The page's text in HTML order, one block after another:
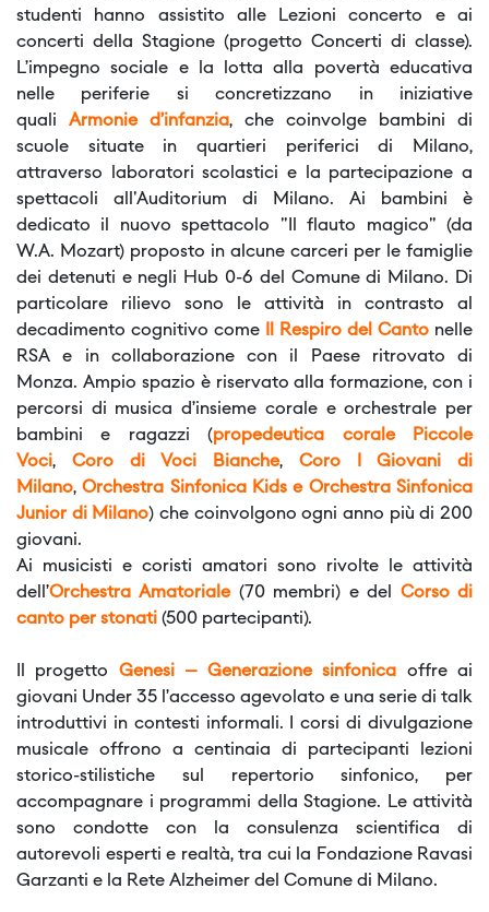
studenti hanno assistito alle Lezioni concerto e ai
concerti della Stagione (progetto Concerti di classe).
L’impegno sociale e la lotta alla povertà educativa
nelle periferie si concretizzano in iniziative
quali Armonie d’infanzia, che coinvolge bambini di
scuole situate in quartieri periferici di Milano,
attraverso laboratori scolastici e la partecipazione a
spettacoli all'Auditorium di Milano. Ai bambini è
dedicato il nuovo spettacolo "Il flauto magico" (da
W.A. Mozart) proposto in alcune carceri per le famiglie
dei detenuti e negli Hub 0-6 del Comune di Milano. Di
particolare rilievo sono le attività in contrasto al
decadimento cognitivo come
Il Respiro del Canto nelle
RSA e in collaborazione con il Paese ritrovato di
Monza. Ampio spazio è riservato alla formazione, con i
percorsi di musica d’insieme corale e orchestrale per
bambini e ragazzi (propedeutica corale Piccole
Voci, Coro di Voci Bianche, Coro I Giovani di
Milano,Orchestra Sinfonica Kids e Orchestra Sinfonica
Junior di Milano) che coinvolgono ogni anno più di 200
giovani.
Ai musicisti e coristi amatori sono rivolte le attività
dell’Orchestra Amatoriale(70 membri) e del Corso di
canto per stonati (500 partecipanti).
Il progetto Genesi – Generazione sinfonica offre ai
giovani Under 35 l’accesso agevolato e una serie di talk
introduttivi in contesti informali. I corsi di divulgazione
musicale offrono a centinaia di partecipanti lezioni
storico-stilistiche sul repertorio sinfonico, per
accompagnare i programmi della Stagione. Le attività
sono condotte con la consulenza scientifica di
autorevoli esperti e realtà, tra cui la Fondazione Ravasi
Garzanti e la Rete Alzheimer del Comune di Milano.